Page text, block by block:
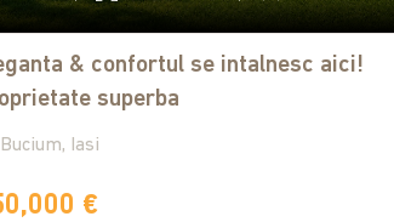
& confortul se intalnesc aici!
superba
Bucium, Iasi
€